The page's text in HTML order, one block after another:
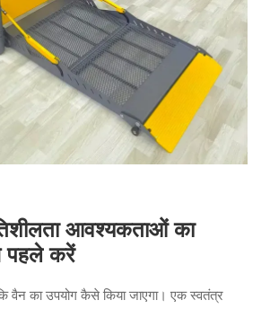
आवश्यकताओं का
पहले करें
वैन का उपयोग कैसे किया जाएगा। एक स्वतंत्र